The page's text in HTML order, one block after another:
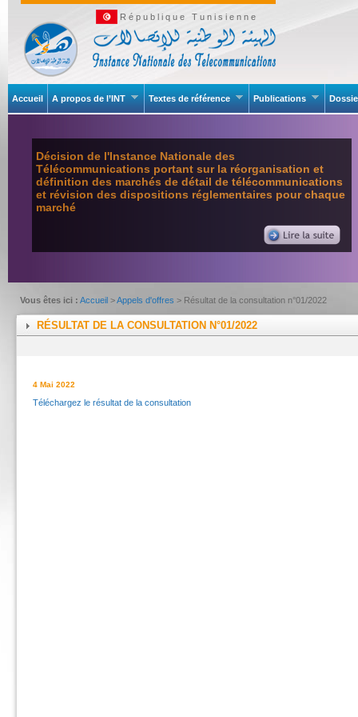
République Tunisienne
Accueil A propos de l’INT Textes de référence Publications
Décision de l'Instance Nationale des
Télécommunications portant sur la réorganisation et
définition des marchés de détail de télécommunications
et révision des dispositions réglementaires pour chaque
marché
Vous êtes ici : Accueil >Appels d'offres > Résultat de la consultation n°01/2022
RÉSULTAT DE LA CONSULTATION N°01/2022
4 Mai 2022
Téléchargez le résultat de la consultation